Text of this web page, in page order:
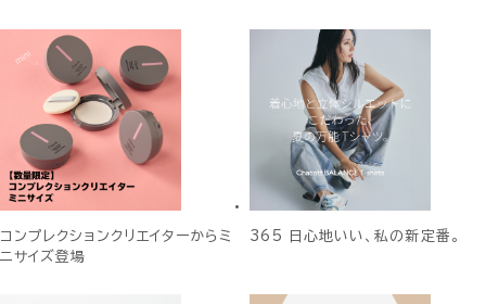
コンプレクションクリエイターからミ
ニサイズ登場
365 日心地いい、私の新定番。